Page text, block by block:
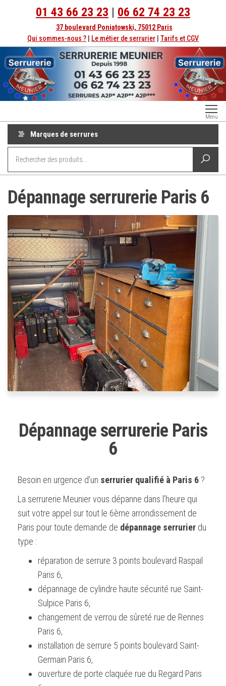
01 43 66 23 23 | 06 62 74 23 23
37 boulevard Poniatowski, 75012 Paris
Qui sommes-nous ?
Le métier de serrurier Tarifs et CGV
Paris
serrurier à
depuis
Menu
Marques de serrures
Dépannage serrurerie Paris 6
Dépannage serrurerie Paris
6
Besoin en urgence d’un serrurier qualifié à Paris 6 ?
La serrurerie Meunier vous dépanne dans l’heure qui
suit votre appel sur tout le 6ème arrondissement de
Paris pour toute demande de dépannage serrurier du
type :
réparation de serrure 3 points boulevard Raspail
Paris 6,
dépannage de cylindre haute sécurité rue Saint-
Sulpice Paris 6,
changement de verrou de sûreté rue de Rennes
Paris 6,
installation de serrure 5 points boulevard Saint-
Germain Paris 6,
ouverture de porte claquée rue du Regard Paris